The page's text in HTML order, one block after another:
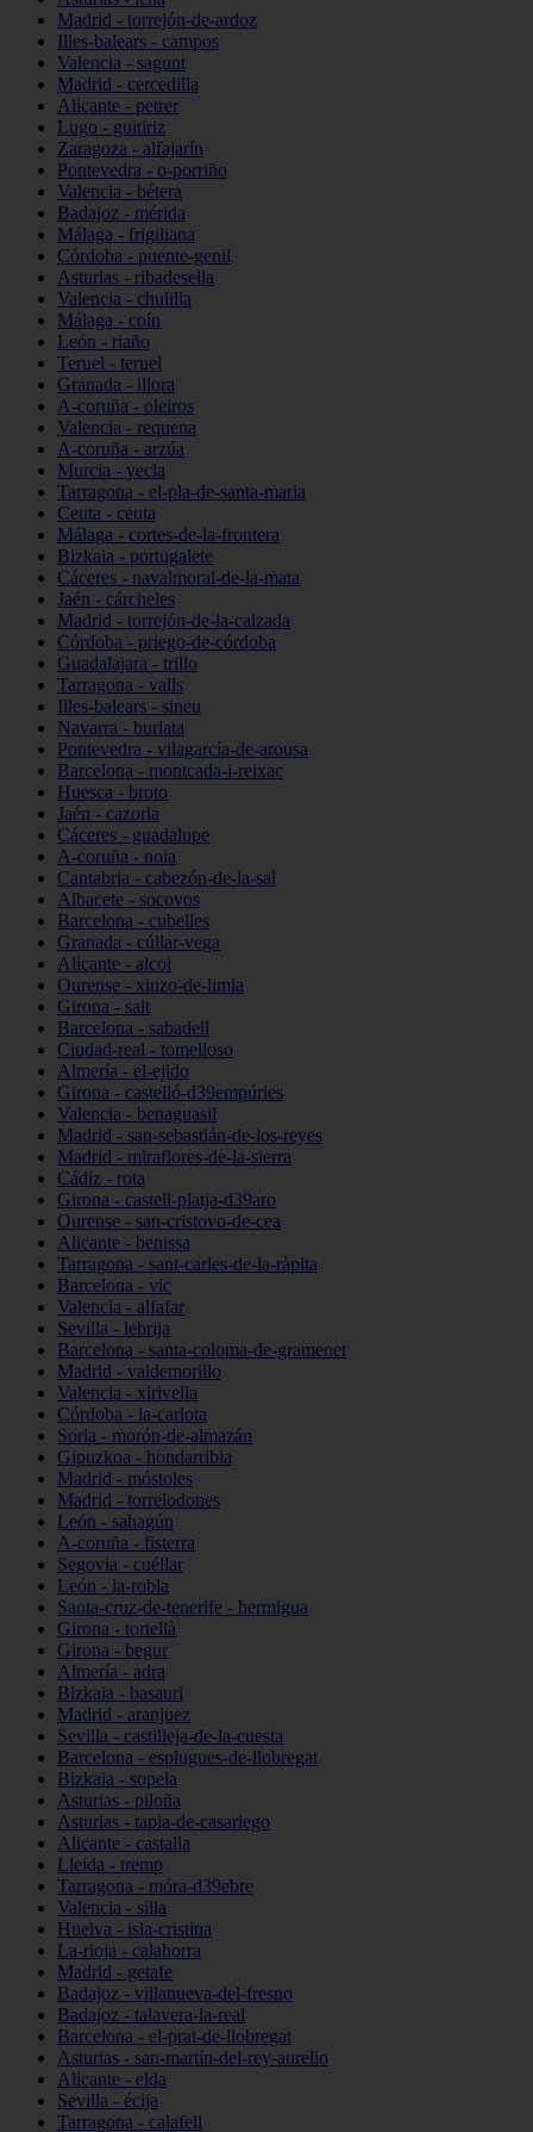
Madrid - torrejón-de-ardoz
Illes-balears - campos
Valencia - sagunt
Madrid - cercedilla
Alicante - petrer
Lugo - guitiriz
Zaragoza - alfajarín
Pontevedra - o-porriño
Valencia - bétera
Badajoz - mérida
Málaga - frigiliana
Córdoba - puente-genil
Asturias - ribadesella
Valencia - chulilla
Málaga - coín
León - riaño
Teruel - teruel
Granada - illora
A-coruña - oleiros
Valencia - requena
A-coruña - arzúa
Murcia - yecla
Tarragona - el-pla-de-santa-maria
Ceuta - ceuta
Málaga - cortes-de-la-frontera
Bizkaia - portugalete
Cáceres - navalmoral-de-la-mata
Jaén - cárcheles
Madrid - torrejón-de-la-calzada
Córdoba - priego-de-córdoba
Guadalajara - trillo
Tarragona - valls
Illes-balears - sineu
Navarra - burlata
Pontevedra - vilagarcía-de-arousa
Barcelona - montcada-i-reixac
Huesca - broto
Jaén - cazorla
Cáceres - guadalupe
A-coruña - noia
Cantabria - cabezón-de-la-sal
Albacete - socovos
Barcelona - cubelles
Granada - cúllar-vega
Alicante - alcoi
Ourense - xinzo-de-limia
Girona - salt
Barcelona - sabadell
Ciudad-real - tomelloso
Almería - el-ejido
Girona - castelló-d39empúries
Valencia - benaguasil
Madrid - san-sebastián-de-los-reyes
Madrid - miraflores-de-la-sierra
Cádiz - rota
Girona - castell-platja-d39aro
Ourense - san-cristovo-de-cea
Alicante - benissa
Tarragona - sant-carles-de-la-ràpita
Barcelona - vic
Valencia - alfafar
Sevilla - lebrija
Barcelona - santa-coloma-de-gramenet
Madrid - valdemorillo
Valencia - xirivella
Córdoba - la-carlota
Soria - morón-de-almazán
Gipuzkoa - hondarribia
Madrid - móstoles
Madrid - torrelodones
León - sahagún
A-coruña - fisterra
Segovia - cuéllar
León - la-robla
Santa-cruz-de-tenerife - hermigua
Girona - tortellà
Girona - begur
Almería - adra
Bizkaia - basauri
Madrid - aranjuez
Sevilla - castilleja-de-la-cuesta
Barcelona - esplugues-de-llobregat
Bizkaia - sopela
Asturias - piloña
Asturias - tapia-de-casariego
Alicante - castalla
Lleida - tremp
Tarragona - móra-d39ebre
Valencia - silla
Huelva - isla-cristina
La-rioja - calahorra
Madrid - getafe
Badajoz - villanueva-del-fresno
Badajoz - talavera-la-real
Barcelona - el-prat-de-llobregat
Asturias - san-martín-del-rey-aurelio
Alicante - elda
Sevilla - écija
Tarragona - calafell